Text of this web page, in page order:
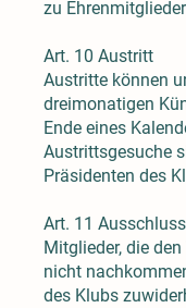
zu
Art. 10 Austritt
Austritte können
dreimonatigen
Ende eines
Austrittsgesuche
Präsidenten des
Art. 11 Ausschluss
Mitglieder, die
nicht
des Klubs